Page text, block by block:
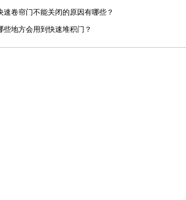
速卷帘门不能关闭的原因有哪些？
些地方会用到快速堆积门？